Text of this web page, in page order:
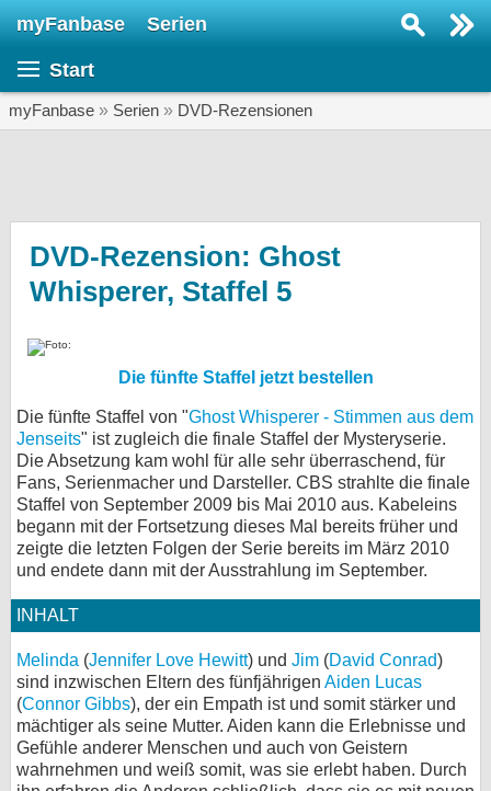
myFanbase Serien
Start
myFanbase » Serien » DVD-Rezensionen
DVD-Rezension: Ghost
Whisperer, Staffel 5
Die fünfte Staffel jetzt bestellen
Die fünfte Staffel von "Ghost Whisperer - Stimmen aus dem
Jenseits" ist zugleich die finale Staffel der Mysteryserie.
Die Absetzung kam wohl für alle sehr überraschend, für
Fans, Serienmacher und Darsteller. CBS strahlte die finale
Staffel von September 2009 bis Mai 2010 aus. Kabeleins
begann mit der Fortsetzung dieses Mal bereits früher und
zeigte die letzten Folgen der Serie bereits im März 2010
und endete dann mit der Ausstrahlung im September.
INHALT
Melinda (Jennifer Love Hewitt) und Jim (David Conrad)
sind inzwischen Eltern des fünfjährigen Aiden Lucas
(Connor Gibbs), der ein Empath ist und somit stärker und
mächtiger als seine Mutter. Aiden kann die Erlebnisse und
Gefühle anderer Menschen und auch von Geistern
wahrnehmen und weiß somit, was sie erlebt haben. Durch
SERIEN
Veranstaltungen
SERVICE
Gewinnspiele
Forum
bei X
bei Facebook
Nutzungsbedingungen
Datenschutz
Cookie-Einstellungen